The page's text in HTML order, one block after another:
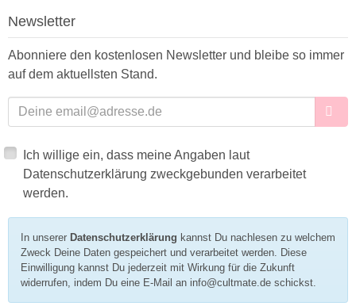
Newsletter
Abonniere den kostenlosen Newsletter und bleibe so immer
auf dem aktuellsten Stand.
E-Mailadresse
Ich willige ein, dass meine Angaben laut
Datenschutzerklärung zweckgebunden verarbeitet
werden.
In unserer Datenschutzerklärung kannst Du nachlesen zu welchem
Zweck Deine Daten gespeichert und verarbeitet werden. Diese
Einwilligung kannst Du jederzeit mit Wirkung für die Zukunft
widerrufen, indem Du eine E-Mail an info@cultmate.de schickst.